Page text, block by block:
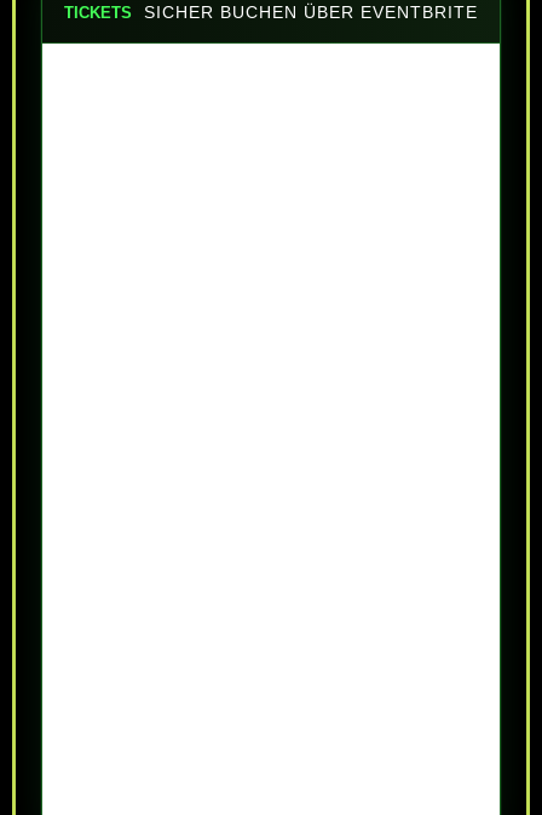
TICKETS SICHER BUCHEN ÜBER EVENTBRITE